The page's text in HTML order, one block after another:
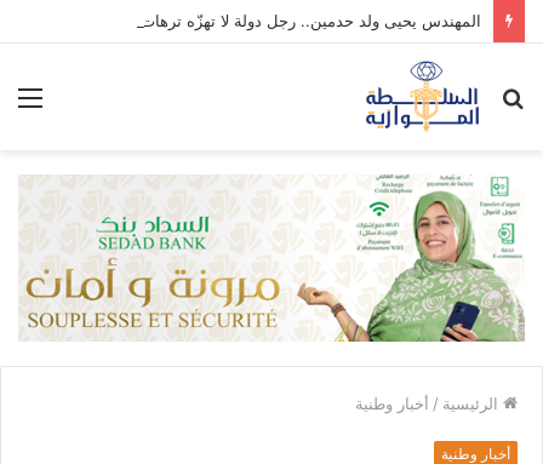
المهندس يحيى ولد حدمين.. رجل دولة لا تهزّه ترهات العابرين.
بحث
الرئيسية / أخبار وطنية
أخبار وطنية